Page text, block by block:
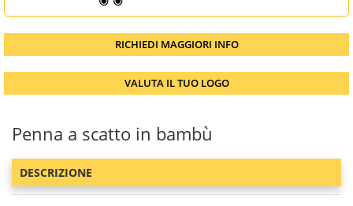
RICHIEDI MAGGIORI INFO
VALUTA IL TUO LOGO
Penna a scatto in bambù
DESCRIZIONE